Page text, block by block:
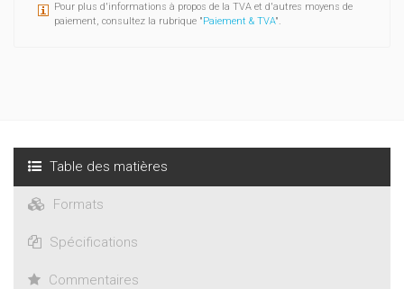
Pour plus d'informations à propos de la TVA et d'autres moyens de
paiement, consultez la rubrique "Paiement & TVA".
Table des matières
Formats
Spécifications
Commentaires